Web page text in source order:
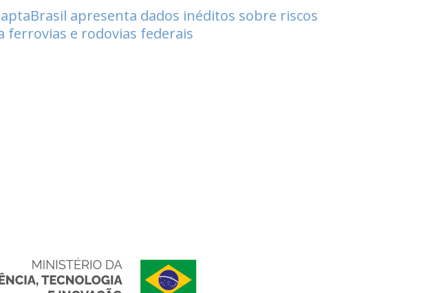
apresenta dados inéditos sobre riscos
ferrovias e rodovias federais